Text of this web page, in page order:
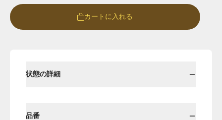
Round Round-hi
カートに入れる
状態の詳細
品番